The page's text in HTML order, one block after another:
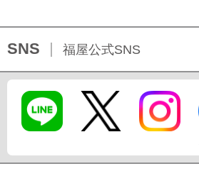
SNS 福屋公式SNS